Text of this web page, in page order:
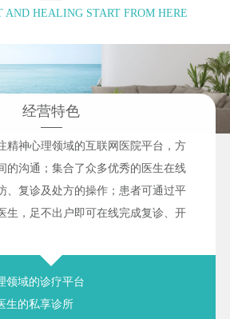
AND HEALING START FROM HERE
经营特色
精神心理领域的互联网医院平台，方
的沟通；集合了众多优秀的医生在线
、复诊及处方的操作；患者可通过平
生，足不出户即可在线完成复诊、开
领域的诊疗平台
生的私享诊所